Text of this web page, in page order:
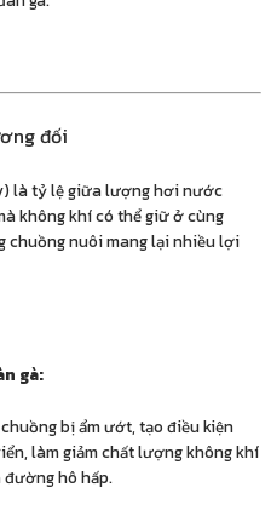
đối
là tỷ lệ giữa lượng hơi nước
không khí có thể giữ ở cùng
chuồng nuôi mang lại nhiều lợi
gà:
bị ẩm ướt, tạo điều kiện
làm giảm chất lượng không khí
đường hô hấp.